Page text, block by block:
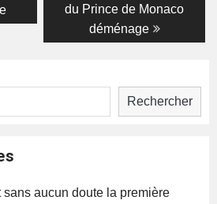
du Prince de Monaco
déménage
Rechercher
sans aucun doute la première